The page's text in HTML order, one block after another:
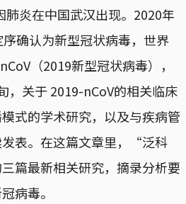
肺炎在中国武汉出现。2020年
确认为新型冠状病毒，世界
（2019新型冠状病毒），
，关于 2019-nCoV的相关临床
式的学术研究，以及与疾病管
表。在这篇文章里，“泛科
篇最新相关研究，摘录分析要
病毒。